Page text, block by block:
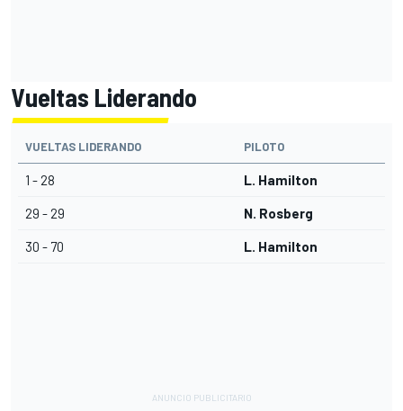
Vueltas Liderando
VUELTAS LIDERANDO PILOTO
1 - 28 L. Hamilton
29 - 29 N. Rosberg
30 - 70 L. Hamilton